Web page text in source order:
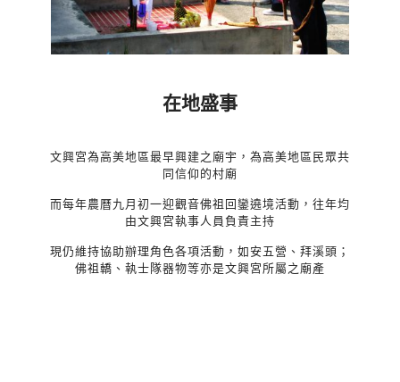
在地盛事
文興宮為高美地區最早興建之廟宇，為高美地區民眾共
同信仰的村廟
而每年農曆九月初一迎觀音佛祖回鑾遶境活動，往年均
由文興宮執事人員負責主持
現仍維持協助辦理角色各項活動，如安五營、拜溪頭；
佛祖轎、執士隊器物等亦是文興宮所屬之廟產